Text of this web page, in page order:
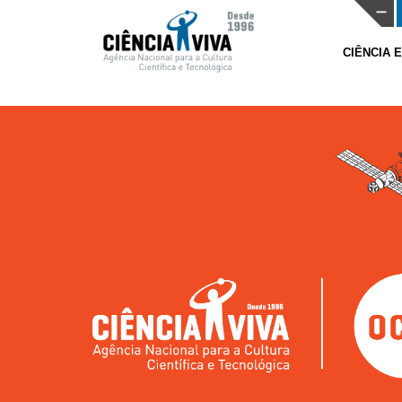
CIÊNCIA